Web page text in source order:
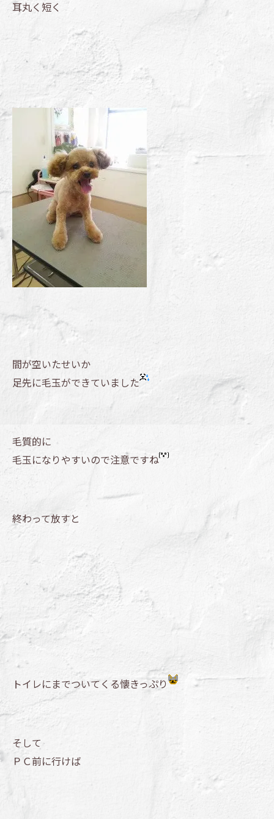
耳丸く短く
間が空いたせいか
足先に毛玉ができていました
毛質的に
毛玉になりやすいので注意ですね
終わって放すと
トイレにまでついてくる懐きっぷり
そして
ＰＣ前に行けば